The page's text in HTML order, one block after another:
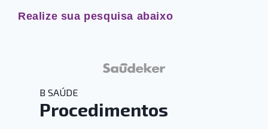
Realize sua pesquisa abaixo